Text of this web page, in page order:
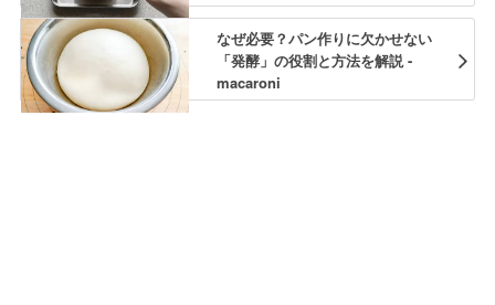
なぜ必要？パン作りに欠かせない
「発酵」の役割と方法を解説 -
macaroni